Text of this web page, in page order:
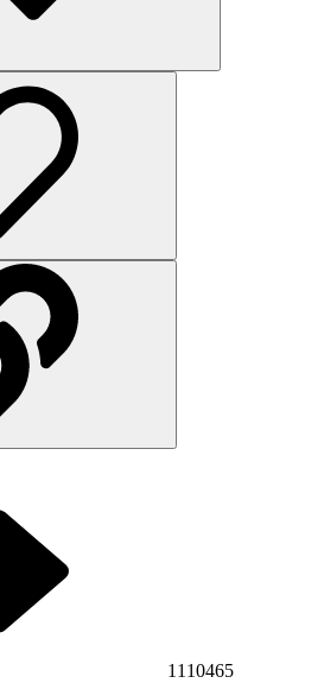
1110465